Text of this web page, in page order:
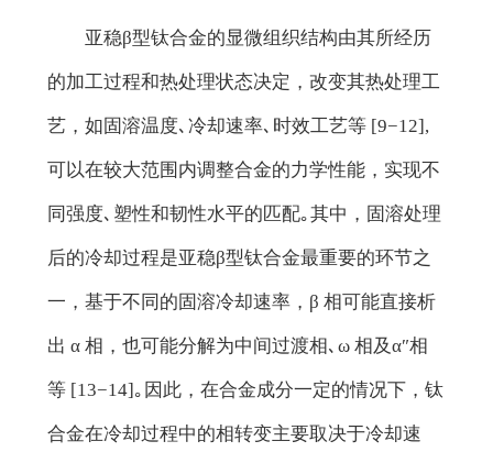
亚稳β型钛合金的显微组织结构由其所经历
的加工过程和热处理状态决定，改变其热处理工
艺，如固溶温度､冷却速率､时效工艺等 [9−12],
可以在较大范围内调整合金的力学性能，实现不
同强度､塑性和韧性水平的匹配｡其中，固溶处理
后的冷却过程是亚稳β型钛合金最重要的环节之
一，基于不同的固溶冷却速率，β 相可能直接析
出 α 相，也可能分解为中间过渡相､ω 相及α″相
等 [13−14]｡因此，在合金成分一定的情况下，钛
合金在冷却过程中的相转变主要取决于冷却速